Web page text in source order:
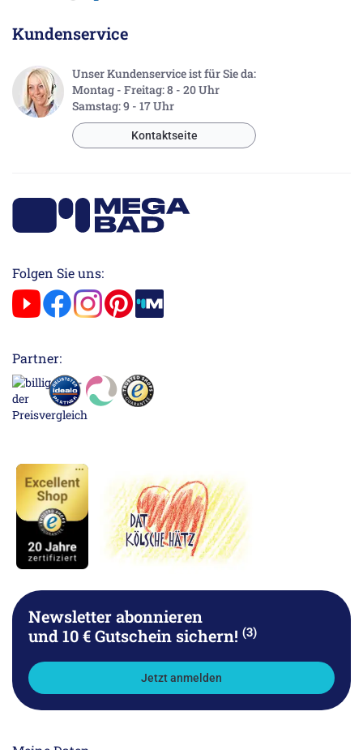
Kundenservice
Unser Kundenservice ist für Sie da:
Montag - Freitag: 8 - 20 Uhr
Samstag: 9 - 17 Uhr
Kontaktseite
Folgen Sie uns:
Partner:
Newsletter abonnieren
und 10 € Gutschein sichern! (3)
Jetzt anmelden